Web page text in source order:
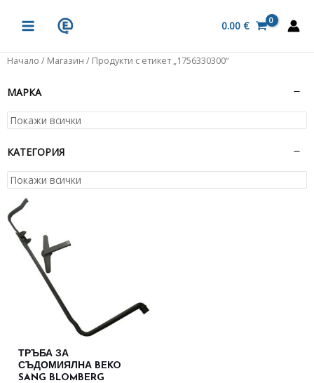
MENU
0.00 €
Начало / Магазин / Продукти с етикет „1756330300“
МАРКА
КАТЕГОРИЯ
ТРЪБА ЗА
СЪДОМИЯЛНА BEKO
SANG BLOMBERG